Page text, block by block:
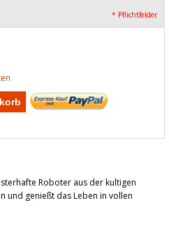
Roboter aus der kultigen
und genießt das Leben in vollen
* Pflichtfelder